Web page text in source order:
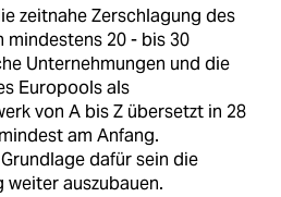
zeitnahe Zerschlagung des
mindestens 20 - bis 30
Unternehmungen und die
Europools als
von A bis Z übersetzt in 28
am Anfang.
dafür sein die
weiter auszubauen.